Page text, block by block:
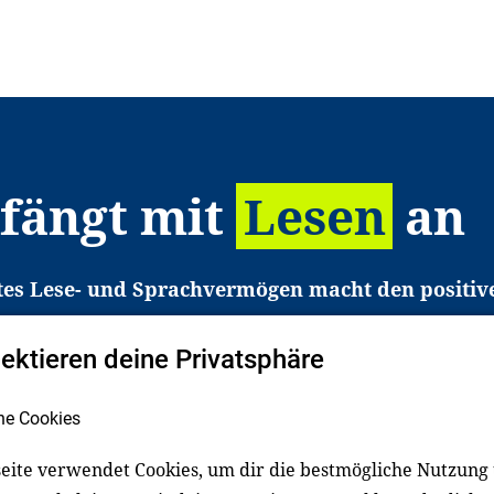
mit Lesen an
Lese- und Sprachvermögen macht den
den Zugang zu Bildung und einem
in Deutschland haben aber große
gezielt an Familien sowie an Erzieher*innen,
Dafür arbeiten wir eng mit
Unternehmen und anderen Stiftungen
deine Privatsphäre
Cookies
verwendet Cookies, um dir die bestmögliche